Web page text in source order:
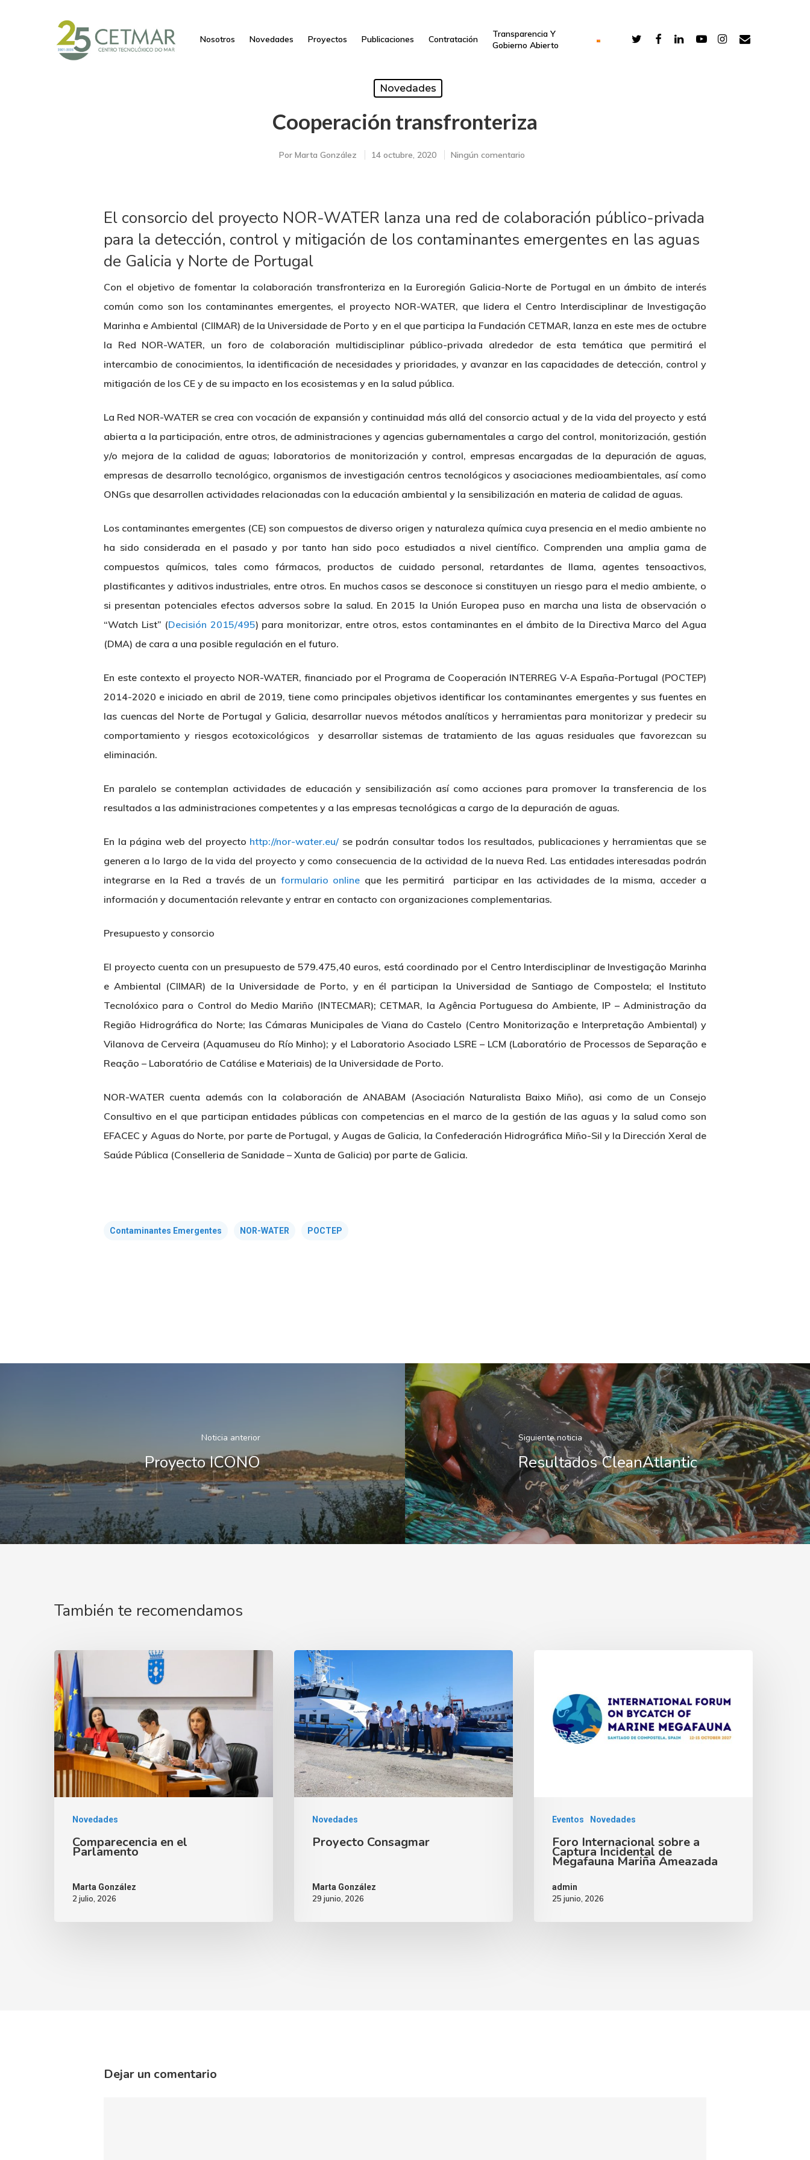
Hit enter to search or ESC to close
Nosotros Novedades Proyectos Publicaciones Contratación
Transparencia Y
Gobierno Abierto
Novedades
Cooperación transfronteriza
Por Marta González 14 octubre, 2020 Ningún comentario
El consorcio del proyecto NOR-WATER lanza una red de colaboración público-privada
para la detección, control y mitigación de los contaminantes emergentes en las aguas
de Galicia y Norte de Portugal
Con el objetivo de fomentar la colaboración transfronteriza en la Euroregión Galicia-Norte de Portugal en un ámbito de interés
común como son los contaminantes emergentes, el proyecto NOR-WATER, que lidera el Centro Interdisciplinar de Investigação
Marinha e Ambiental (CIIMAR) de la Universidade de Porto y en el que participa la Fundación CETMAR, lanza en este mes de octubre
la Red NOR-WATER, un foro de colaboración multidisciplinar público-privada alrededor de esta temática que permitirá el
intercambio de conocimientos, la identificación de necesidades y prioridades, y avanzar en las capacidades de detección, control y
mitigación de los CE y de su impacto en los ecosistemas y en la salud pública.
La Red NOR-WATER se crea con vocación de expansión y continuidad más allá del consorcio actual y de la vida del proyecto y está
abierta a la participación, entre otros, de administraciones y agencias gubernamentales a cargo del control, monitorización, gestión
y/o mejora de la calidad de aguas; laboratorios de monitorización y control, empresas encargadas de la depuración de aguas,
empresas de desarrollo tecnológico, organismos de investigación centros tecnológicos y asociaciones medioambientales, así como
ONGs que desarrollen actividades relacionadas con la educación ambiental y la sensibilización en materia de calidad de aguas.
Los contaminantes emergentes (CE) son compuestos de diverso origen y naturaleza química cuya presencia en el medio ambiente no
ha sido considerada en el pasado y por tanto han sido poco estudiados a nivel científico. Comprenden una amplia gama de
compuestos químicos, tales como fármacos, productos de cuidado personal, retardantes de llama, agentes tensoactivos,
plastificantes y aditivos industriales, entre otros. En muchos casos se desconoce si constituyen un riesgo para el medio ambiente, o
si presentan potenciales efectos adversos sobre la salud. En 2015 la Unión Europea puso en marcha una lista de observación o
“Watch List” (Decisión 2015/495) para monitorizar, entre otros, estos contaminantes en el ámbito de la Directiva Marco del Agua
(DMA) de cara a una posible regulación en el futuro.
En este contexto el proyecto NOR-WATER, financiado por el Programa de Cooperación INTERREG V-A España-Portugal (POCTEP)
2014-2020 e iniciado en abril de 2019, tiene como principales objetivos identificar los contaminantes emergentes y sus fuentes en
las cuencas del Norte de Portugal y Galicia, desarrollar nuevos métodos analíticos y herramientas para monitorizar y predecir su
comportamiento y riesgos ecotoxicológicos y desarrollar sistemas de tratamiento de las aguas residuales que favorezcan su
eliminación.
En paralelo se contemplan actividades de educación y sensibilización así como acciones para promover la transferencia de los
resultados a las administraciones competentes y a las empresas tecnológicas a cargo de la depuración de aguas.
En la página web del proyecto http://nor-water.eu/ se podrán consultar todos los resultados, publicaciones y herramientas que se
generen a lo largo de la vida del proyecto y como consecuencia de la actividad de la nueva Red. Las entidades interesadas podrán
integrarse en la Red a través de un formulario online que les permitirá participar en las actividades de la misma, acceder a
información y documentación relevante y entrar en contacto con organizaciones complementarias.
Presupuesto y consorcio
El proyecto cuenta con un presupuesto de 579.475,40 euros, está coordinado por el Centro Interdisciplinar de Investigação Marinha
e Ambiental (CIIMAR) de la Universidade de Porto, y en él participan la Universidad de Santiago de Compostela; el Instituto
Tecnolóxico para o Control do Medio Mariño (INTECMAR); CETMAR, la Agência Portuguesa do Ambiente, IP – Administração da
Região Hidrográfica do Norte; las Cámaras Municipales de Viana do Castelo (Centro Monitorização e Interpretação Ambiental) y
Vilanova de Cerveira (Aquamuseu do Río Minho); y el Laboratorio Asociado LSRE – LCM (Laboratório de Processos de Separação e
Reação – Laboratório de Catálise e Materiais) de la Universidade de Porto.
NOR-WATER cuenta además con la colaboración de ANABAM (Asociación Naturalista Baixo Miño), asi como de un Consejo
Consultivo en el que participan entidades públicas con competencias en el marco de la gestión de las aguas y la salud como son
EFACEC y Aguas do Norte, por parte de Portugal, y Augas de Galicia, la Confederación Hidrográfica Miño-Sil y la Dirección Xeral de
Saúde Pública (Conselleria de Sanidade – Xunta de Galicia) por parte de Galicia.
Contaminantes Emergentes NOR-WATER POCTEP
Noticia anterior
Proyecto ICONO
Siguiente noticia
Resultados CleanAtlantic
También te recomendamos
Novedades
Comparecencia en el
Parlamento
Marta González
2 julio, 2026
Novedades
Proyecto Consagmar
Marta González
29 junio, 2026
Eventos Novedades
Foro Internacional sobre a
Captura Incidental de
Megafauna Mariña Ameazada
admin
25 junio, 2026
Dejar un comentario